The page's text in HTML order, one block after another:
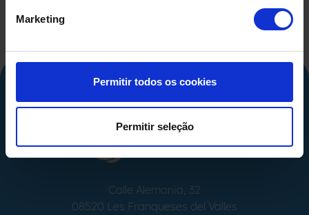
Marketing
Permitir todos os cookies
Permitir seleção
Calle Alemania, 32
08520 Les Franqueses del Valles